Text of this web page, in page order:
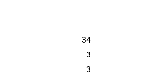
34
3
3